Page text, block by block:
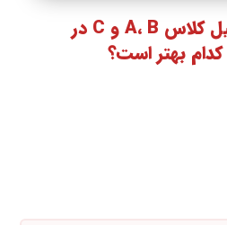
بررسی تفاوت پروفیل کلاس A، B و C در